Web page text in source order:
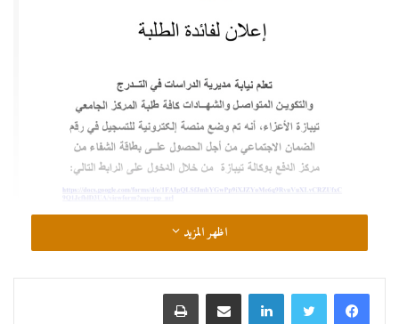
اظهر المزيد
لينكدإن مشاركة عبر البريد طباعة